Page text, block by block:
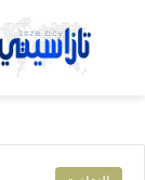
بحث عن